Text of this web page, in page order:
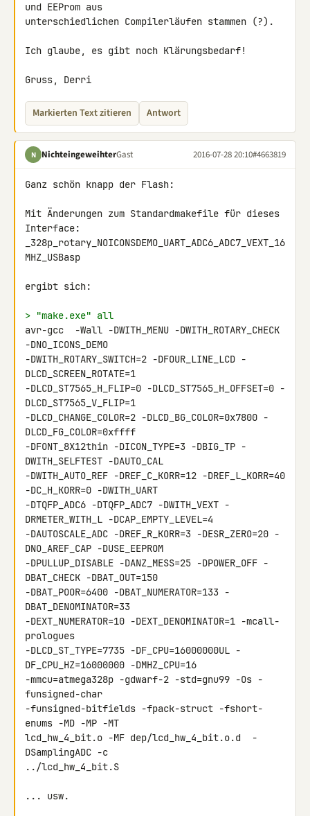
und EEProm aus
unterschiedlichen Compilerläufen stammen (?).
Ich glaube, es gibt noch Klärungsbedarf!
Gruss, Derri
Markierten Text zitieren Antwort
N NichteingeweihterGast 2016-07-28 20:10#4663819
Ganz schön knapp der Flash:
Mit Änderungen zum Standardmakefile für dieses
Interface:
_328p_rotary_NOICONSDEMO_UART_ADC6_ADC7_VEXT_16
MHZ_USBasp
ergibt sich:
> "make.exe" all
avr-gcc  -Wall -DWITH_MENU -DWITH_ROTARY_CHECK
-DNO_ICONS_DEMO
-DWITH_ROTARY_SWITCH=2 -DFOUR_LINE_LCD -
DLCD_SCREEN_ROTATE=1
-DLCD_ST7565_H_FLIP=0 -DLCD_ST7565_H_OFFSET=0 -
DLCD_ST7565_V_FLIP=1
-DLCD_CHANGE_COLOR=2 -DLCD_BG_COLOR=0x7800 -
DLCD_FG_COLOR=0xffff
-DFONT_8X12thin -DICON_TYPE=3 -DBIG_TP -
DWITH_SELFTEST -DAUTO_CAL
-DWITH_AUTO_REF -DREF_C_KORR=12 -DREF_L_KORR=40
-DC_H_KORR=0 -DWITH_UART
-DTQFP_ADC6 -DTQFP_ADC7 -DWITH_VEXT -
DRMETER_WITH_L -DCAP_EMPTY_LEVEL=4
-DAUTOSCALE_ADC -DREF_R_KORR=3 -DESR_ZERO=20 -
DNO_AREF_CAP -DUSE_EEPROM
-DPULLUP_DISABLE -DANZ_MESS=25 -DPOWER_OFF -
DBAT_CHECK -DBAT_OUT=150
-DBAT_POOR=6400 -DBAT_NUMERATOR=133 -
DBAT_DENOMINATOR=33
-DEXT_NUMERATOR=10 -DEXT_DENOMINATOR=1 -mcall-
prologues
-DLCD_ST_TYPE=7735 -DF_CPU=16000000UL -
DF_CPU_HZ=16000000 -DMHZ_CPU=16
-mmcu=atmega328p -gdwarf-2 -std=gnu99 -Os -
funsigned-char
-funsigned-bitfields -fpack-struct -fshort-
enums -MD -MP -MT
lcd_hw_4_bit.o -MF dep/lcd_hw_4_bit.o.d  -
DSamplingADC -c
../lcd_hw_4_bit.S
... usw.